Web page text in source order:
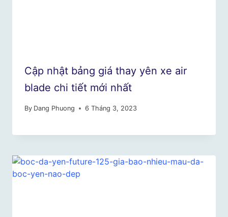
Cập nhật bảng giá thay yên xe air
blade chi tiết mới nhất
By Dang Phuong 6 Tháng 3, 2023